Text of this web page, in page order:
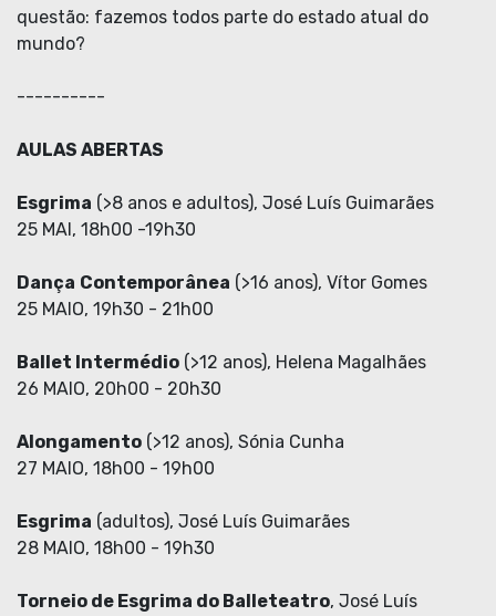
questão: fazemos todos parte do estado atual do
mundo?
----------
AULAS ABERTAS
Esgrima (>8 anos e adultos), José Luís Guimarães
25 MAI, 18h00 -19h30
Dança Contemporânea (>16 anos), Vítor Gomes
25 MAIO, 19h30 - 21h00
Ballet Intermédio (>12 anos), Helena Magalhães
26 MAIO, 20h00 - 20h30
Alongamento (>12 anos), Sónia Cunha
27 MAIO, 18h00 - 19h00
Esgrima (adultos), José Luís Guimarães
28 MAIO, 18h00 - 19h30
Torneio de Esgrima do Balleteatro, José Luís